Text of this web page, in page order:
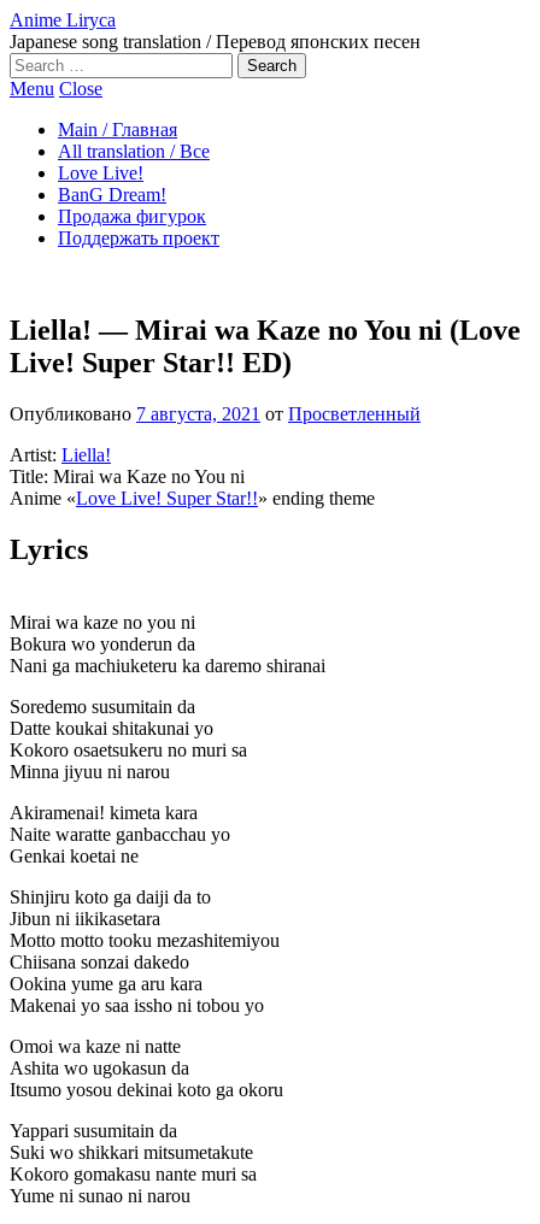
Anime Liryca
Japanese song translation / Перевод японских песен
Search
on:
Menu Close
Main / Главная
All translation / Все
Love Live!
BanG Dream!
Продажа фигурок
Поддержать проект
Liella! — Mirai wa Kaze no You ni (Love
Live! Super Star!! ED)
Опубликовано 7 августа, 2021 от Просветленный
Artist: Liella!
Title: Mirai wa Kaze no You ni
Anime «Love Live! Super Star!!» ending theme
Lyrics
Mirai wa kaze no you ni
Bokura wo yonderun da
Nani ga machiuketeru ka daremo shiranai
Soredemo susumitain da
Datte koukai shitakunai yo
Kokoro osaetsukeru no muri sa
Minna jiyuu ni narou
Akiramenai! kimeta kara
Naite waratte ganbacchau yo
Genkai koetai ne
Shinjiru koto ga daiji da to
Jibun ni iikikasetara
Motto motto tooku mezashitemiyou
Chiisana sonzai dakedo
Ookina yume ga aru kara
Makenai yo saa issho ni tobou yo
Omoi wa kaze ni natte
Ashita wo ugokasun da
Itsumo yosou dekinai koto ga okoru
Yappari susumitain da
Suki wo shikkari mitsumetakute
Kokoro gomakasu nante muri sa
Yume ni sunao ni narou